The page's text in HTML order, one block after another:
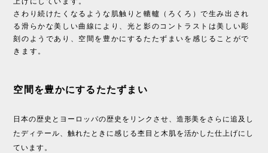
さわり続けたくなるような肌触りと轆轤（ろくろ）で生み出され
る滑らかな美しい曲線により、光と影のコントラストは美しい彫
刻のようであり、空間を豊かにするたたずまいを感じることがで
きます。
空間を豊かにするたたずまい
日本の歴史とヨーロッパの歴史をリンクさせ、造形美をさらに追及し
たディテール、触れたときに感じる杢目と木肌を活かした仕上げにし
ています。